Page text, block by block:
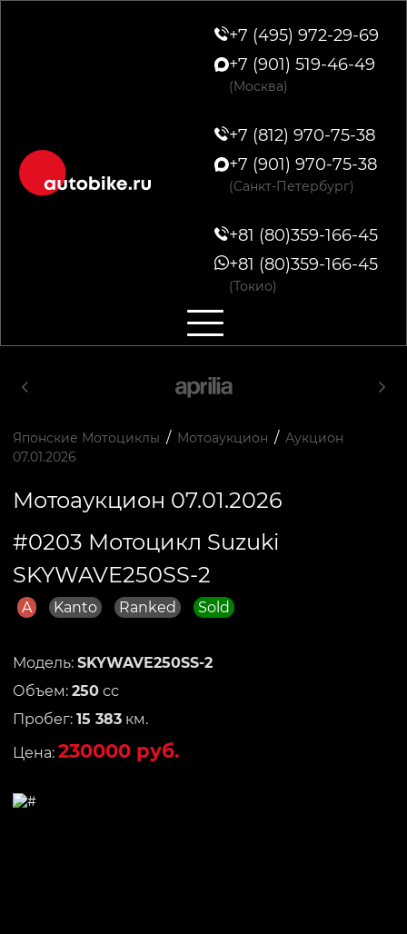
+7 (495) 972-29-69
+7 (901) 519-46-49
(Москва)
+7 (812) 970-75-38
+7 (901) 970-75-38
(Санкт-Петербург)
+81 (80)359-166-45
+81 (80)359-166-45
(Токио)
Японские Мотоциклы / Мотоаукцион / Аукцион
07.01.2026
Мотоаукцион 07.01.2026
#0203 Мотоцикл Suzuki
SKYWAVE250SS-2
A Kanto Ranked Sold
Модель: SKYWAVE250SS-2
Объем: 250 сс
Пробег: 15 383 км.
Цена: 230000 руб.